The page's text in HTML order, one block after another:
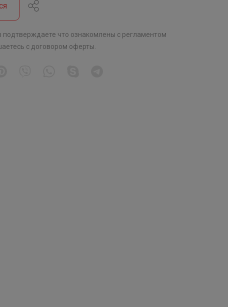
подтверждаете что ознакомлены с регламентом
с договором оферты